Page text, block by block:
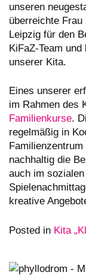
unseren
überreichte
Leipzig für den
KiFaZ-Team
unserer Kita.
Eines unserer
im Rahmen des
Familienkurse.
regelmäßig in
nachhaltig die
auch im
kreative
Posted in Kita